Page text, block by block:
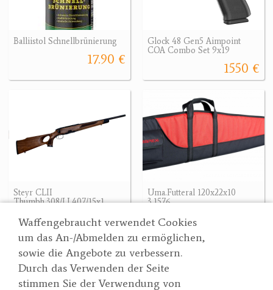
Waffengebraucht verwendet Cookies
um das An-/Abmelden zu ermöglichen,
sowie die Angebote zu verbessern.
Durch das Verwenden der Seite
stimmen Sie der Verwendung von
Balliistol Schnellbrünierung
17.90 €
Glock 48 Gen5 Aimpoint
COA Combo Set 9x19
1550 €
Steyr CLII
Thumbh.308/LL407/15x1
3737.50 €
Uma.Futteral 120x22x10
3.1576
Suche
Wertgarner 1820
Jagd & SporthandelsgmbH